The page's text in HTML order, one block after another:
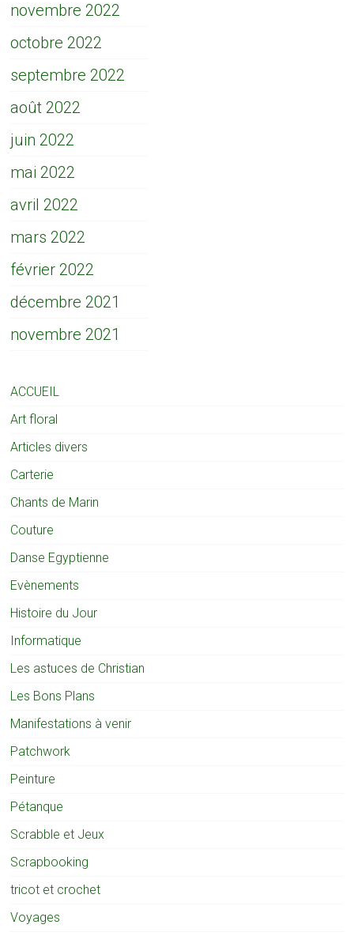
novembre 2022
octobre 2022
septembre 2022
août 2022
juin 2022
mai 2022
avril 2022
mars 2022
février 2022
décembre 2021
novembre 2021
ACCUEIL
Art floral
Articles divers
Carterie
Chants de Marin
Couture
Danse Egyptienne
Evènements
Histoire du Jour
Informatique
Les astuces de Christian
Les Bons Plans
Manifestations à venir
Patchwork
Peinture
Pétanque
Scrabble et Jeux
Scrapbooking
tricot et crochet
Voyages